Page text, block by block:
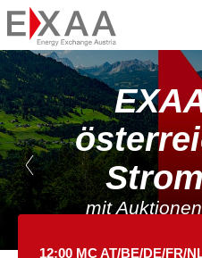
mit
12:00 MC AT/BE/DE/FR/